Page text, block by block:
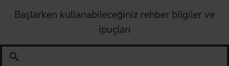
Başlarken kullanabileceğiniz rehber bilgiler ve
ipuçları
search